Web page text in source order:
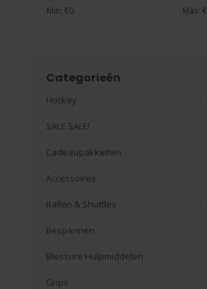
Min: €0 Max: €
Categorieën
Hockey
SALE SALE!
Cadeaupakketten
Accessoires
Ballen & Shuttles
Bespannen
Blessure Hulpmiddelen
Grips